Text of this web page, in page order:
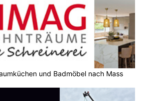
und Badmöbel nach Mass